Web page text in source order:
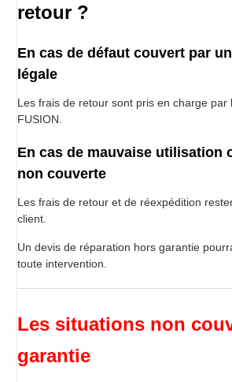
retour ?
En cas de défaut couvert par
légale
Les frais de retour sont pris en charge par
FUSION.
En cas de mauvaise utilisation
non couverte
Les frais de retour et de réexpédition
client.
Un devis de réparation hors garantie
toute intervention.
Les situations non
garantie